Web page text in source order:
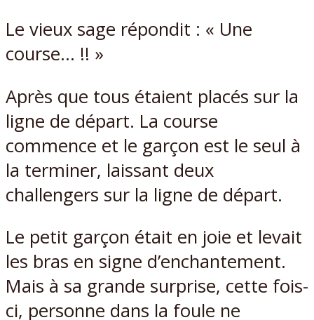
Le vieux sage répondit : « Une
course… !! »
Après que tous étaient placés sur la
ligne de départ. La course
commence et le garçon est le seul à
la terminer, laissant deux
challengers sur la ligne de départ.
Le petit garçon était en joie et levait
les bras en signe d’enchantement.
Mais à sa grande surprise, cette fois-
ci, personne dans la foule ne